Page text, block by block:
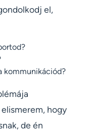
el,
kommunikációd?
hogy
de én